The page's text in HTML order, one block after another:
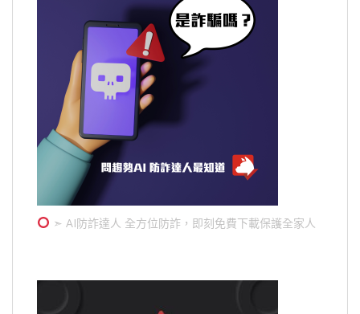
➣ AI防詐達人 全方位防詐，即刻免費下載保護全家人